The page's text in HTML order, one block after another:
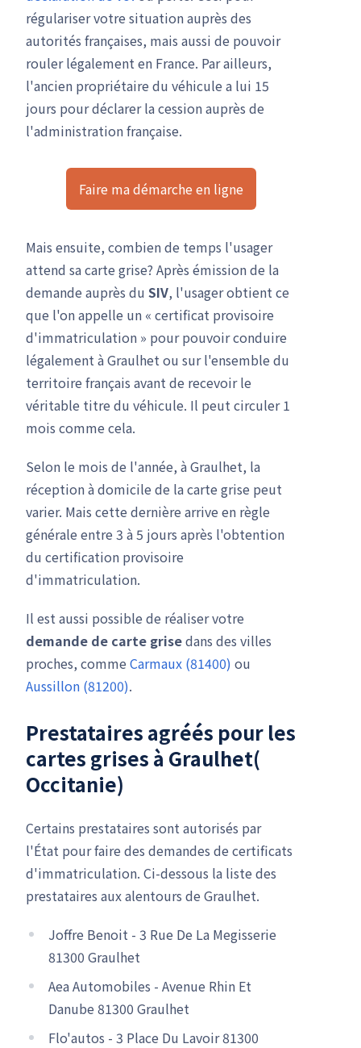
régulariser votre situation auprès des
autorités françaises, mais aussi de pouvoir
rouler légalement en France. Par ailleurs,
l'ancien propriétaire du véhicule a lui 15
jours pour déclarer la cession auprès de
l'administration française.
Faire ma démarche en ligne
Mais ensuite, combien de temps l'usager
attend sa carte grise? Après émission de la
demande auprès du SIV, l'usager obtient ce
que l'on appelle un « certificat provisoire
d'immatriculation » pour pouvoir conduire
légalement à Graulhet ou sur l'ensemble du
territoire français avant de recevoir le
véritable titre du véhicule. Il peut circuler 1
mois comme cela.
Selon le mois de l'année, à Graulhet, la
réception à domicile de la carte grise peut
varier. Mais cette dernière arrive en règle
générale entre 3 à 5 jours après l'obtention
du certification provisoire
d'immatriculation.
Il est aussi possible de réaliser votre
demande de carte grisedans des villes
proches, comme Carmaux (81400) ou
Aussillon (81200).
Prestataires agréés pour les
cartes grises à Graulhet(
Occitanie)
Certains prestataires sont autorisés par
l'État pour faire des demandes de certificats
d'immatriculation. Ci-dessous la liste des
prestataires aux alentours de Graulhet.
Joffre Benoit - 3 Rue De La Megisserie
81300 Graulhet
Aea Automobiles - Avenue Rhin Et
Danube 81300 Graulhet
Flo'autos - 3 Place Du Lavoir 81300